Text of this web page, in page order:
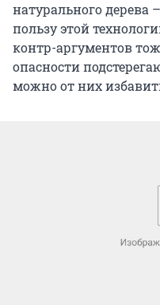
натурального дерева
пользу этой
контр-аргументов
опасности
можно от них